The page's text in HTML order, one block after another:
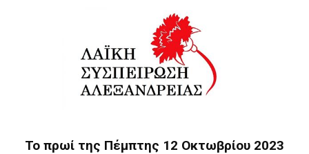
Το πρωί της Πέμπτης 12 Οκτωβρίου 2023